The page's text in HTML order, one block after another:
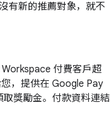
有新的推薦對象，就不
付費客戶超
，提供在 Google Pay
獎勵金。付款資料連結